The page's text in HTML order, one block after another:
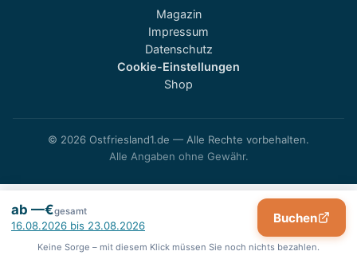
ab —€gesamt Buchen
Keine Sorge – mit diesem Klick müssen Sie noch nichts bezahlen.
Magazin
Impressum
Datenschutz
Cookie-Einstellungen
Shop
© 2026 Ostfriesland1.de — Alle Rechte vorbehalten.
Alle Angaben ohne Gewähr.